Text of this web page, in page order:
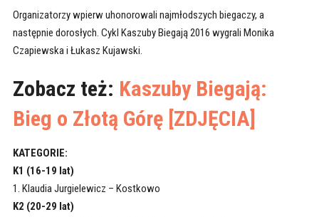
Organizatorzy wpierw uhonorowali najmłodszych biegaczy, a
następnie dorosłych. Cykl Kaszuby Biegają 2016 wygrali Monika
Czapiewska i Łukasz Kujawski.
Zobacz też: Kaszuby Biegają:
Bieg o Złotą Górę [ZDJĘCIA]
KATEGORIE:
K1 (16-19 lat)
1. Klaudia Jurgielewicz – Kostkowo
K2 (20-29 lat)